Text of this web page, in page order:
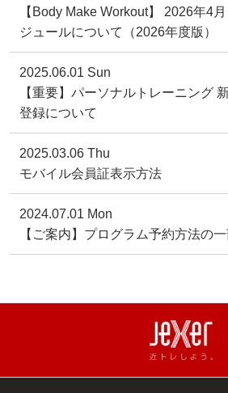
【Body Make Workout】 2026年4
ジュールについて（2026年度版）
2025.06.01 Sun
【重要】パーソナルトレーニング
登録について
2025.03.06 Thu
モバイル会員証表示方法
2024.07.01 Mon
【ご案内】プログラム予約方法の